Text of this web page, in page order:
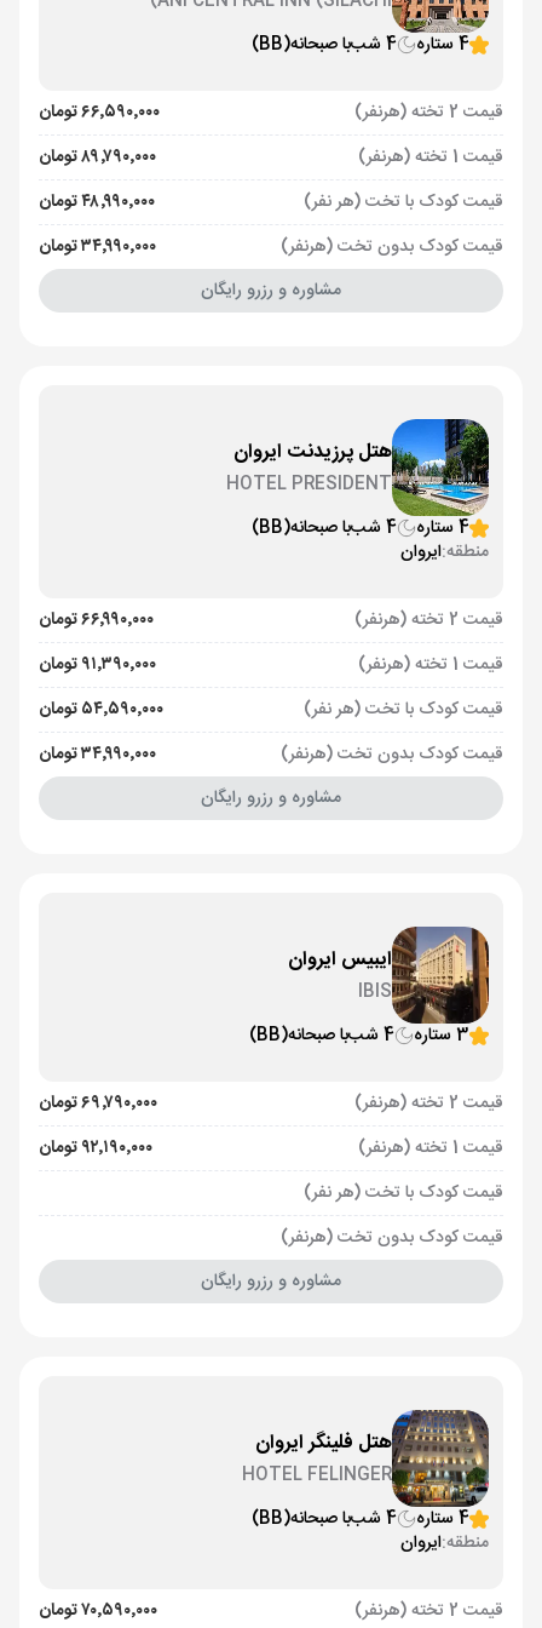
4 ستاره
4 شب با صبحانه(BB)
قیمت 2 تخته (هرنفر)
۶۶٬۵۹۰٬۰۰۰ تومان
قیمت 1 تخته (هرنفر)
۸۹٬۷۹۰٬۰۰۰ تومان
قیمت کودک با تخت (هر نفر)
۴۸٬۹۹۰٬۰۰۰ تومان
قیمت کودک بدون تخت (هرنفر)
۳۴٬۹۹۰٬۰۰۰ تومان
مشاوره و رزرو رایگان
هتل پرزیدنت ایروان
HOTEL PRESIDENT
4 ستاره
4 شب با صبحانه(BB)
منطقه:ایروان
قیمت 2 تخته (هرنفر)
۶۶٬۹۹۰٬۰۰۰ تومان
قیمت 1 تخته (هرنفر)
۹۱٬۳۹۰٬۰۰۰ تومان
قیمت کودک با تخت (هر نفر)
۵۴٬۵۹۰٬۰۰۰ تومان
قیمت کودک بدون تخت (هرنفر)
۳۴٬۹۹۰٬۰۰۰ تومان
مشاوره و رزرو رایگان
ایبیس ایروان
IBIS
3 ستاره
4 شب با صبحانه(BB)
قیمت 2 تخته (هرنفر)
۶۹٬۷۹۰٬۰۰۰ تومان
قیمت 1 تخته (هرنفر)
۹۲٬۱۹۰٬۰۰۰ تومان
قیمت کودک با تخت (هر نفر)
قیمت کودک بدون تخت (هرنفر)
مشاوره و رزرو رایگان
هتل فلینگر ایروان
HOTEL FELINGER
4 ستاره
4 شب با صبحانه(BB)
منطقه:ایروان
قیمت 2 تخته (هرنفر) ۷۰٬۵۹۰٬۰۰۰ تومان